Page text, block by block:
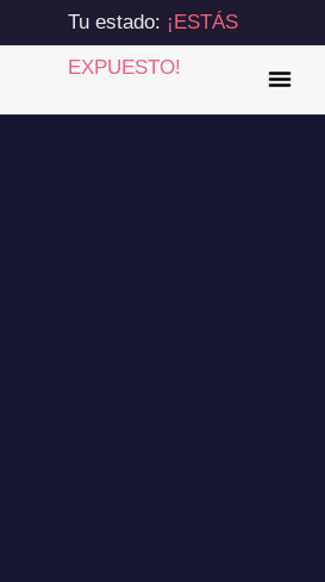
Tu estado: ¡ESTÁS
EXPUESTO!